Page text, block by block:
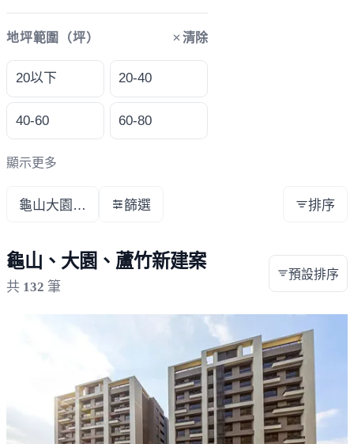
地坪範圍（坪） 清除
20以下 20-40
40-60 60-80
顯示更多
龜山大園蘆竹 篩選 排序
龜山、大園、蘆竹新建案
共 132 筆
預設排序